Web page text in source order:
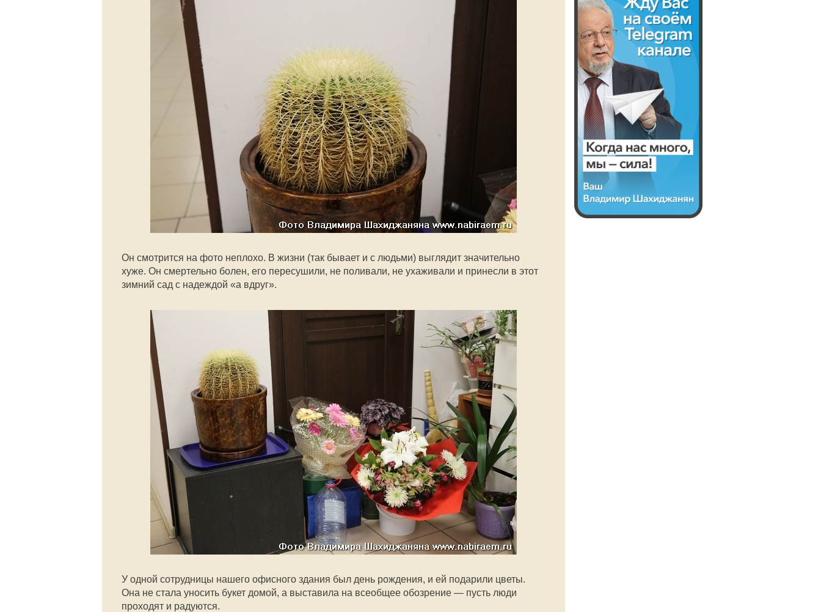
Он смотрится на фото неплохо. В жизни (так бывает и с людьми) выглядит значительно
хуже. Он смертельно болен, его пересушили, не поливали, не ухаживали и принесли в этот
зимний сад с надеждой «а вдруг».
У одной сотрудницы нашего офисного здания был день рождения, и ей подарили цветы.
Она не стала уносить букет домой, а выставила на всеобщее обозрение — пусть люди
проходят и радуются.